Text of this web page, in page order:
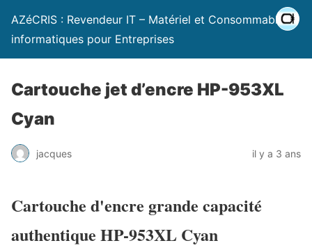
AZéCRIS : Revendeur IT – Matériel et Consommables
informatiques pour Entreprises
Cartouche jet d’encre HP-953XL
Cyan
jacques il y a 3 ans
Cartouche d'encre grande capacité
authentique HP-953XL Cyan